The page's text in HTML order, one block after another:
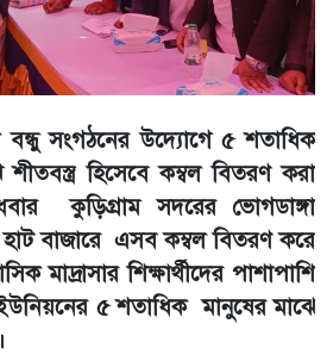
বন্ধু সংগঠনের উদ্যোগে ৫ শতাধিক
শীতবস্ত্র হিসেবে কম্বল বিতরণ করা
কুড়িগ্রাম সদরের ভোগডাঙ্গা
বাজারে এসব কম্বল বিতরণ করে
মাদ্রাসার শিক্ষার্থীদের পাশাপাশি
৫ শতাধিক মানুষের মাঝে